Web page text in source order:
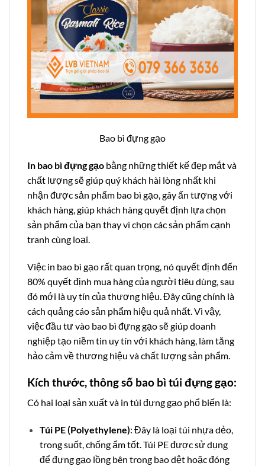
Bao bì đựng gạo
In bao bì đựng gạo bằng những thiết kế đẹp mắt và
chất lượng sẽ giúp quý khách hài lòng nhất khi
nhận được sản phẩm bao bì gạo, gây ấn tượng với
khách hàng, giúp khách hàng quyết định lựa chọn
sản phẩm của bạn thay vì chọn các sản phẩm cạnh
tranh cùng loại.
Việc in bao bì gạo rất quan trọng, nó quyết định đến
80% quyết định mua hàng của người tiêu dùng, sau
đó mới là uy tín của thương hiệu. Đây cũng chính là
cách quảng cáo sản phẩm hiệu quả nhất. Vì vậy,
việc đầu tư vào bao bì đựng gạo sẽ giúp doanh
nghiệp tạo niềm tin uy tín với khách hàng, làm tăng
hảo cảm về thương hiệu và chất lượng sản phẩm.
Kích thước, thông số bao bì túi đựng gạo:
Có hai loại sản xuất và in túi đựng gạo phổ biến là:
Túi PE (Polyethylene): Đây là loại túi nhựa dẻo,
trong suốt, chống ẩm tốt. Túi PE được sử dụng
để đựng gạo lồng bên trong bao dệt hoặc đóng